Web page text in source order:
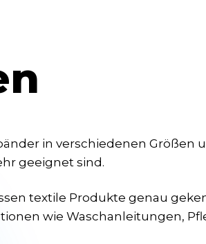
in verschiedenen
geeignet sind.
textile Produkte genau
wie Waschanleitungen,